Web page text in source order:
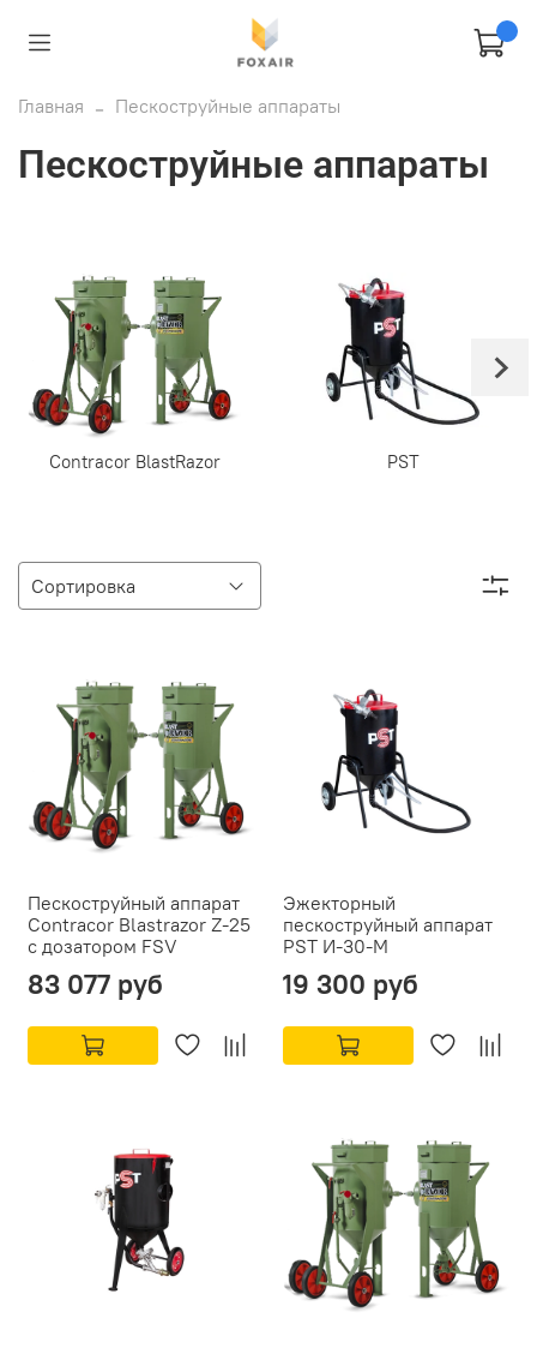
Главная Пескоструйные аппараты
Пескоструйные аппараты
Contracor BlastRazor PST
Пескоструйный аппарат
Contracor Blastrazor Z-25
с дозатором FSV
83 077 руб
Эжекторный
пескоструйный аппарат
PST И-30-М
19 300 руб